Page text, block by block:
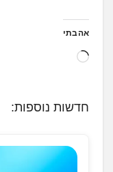
אהבתי
ט
.
חדשות נוספות: